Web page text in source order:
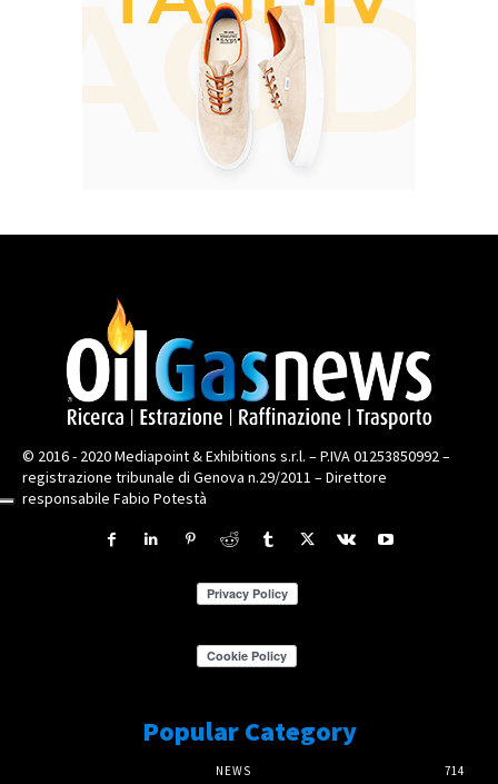
© 2016 - 2020 Mediapoint & Exhibitions s.r.l. – P.IVA 01253850992 –
registrazione tribunale di Genova n.29/2011 – Direttore
responsabile Fabio Potestà
Popular Category
NEWS 714